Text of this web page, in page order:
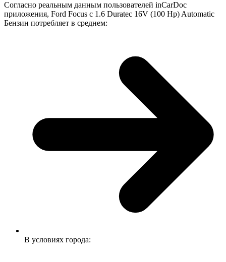
Согласно реальным данным пользователей inCarDoc
приложения, Ford Focus с 1.6 Duratec 16V (100 Hp) Automatic
Бензин потребляет в среднем:
В условиях города: